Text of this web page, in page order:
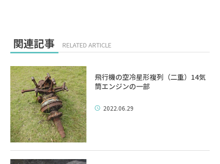
関連記事 RELATED ARTICLE
飛行機の空冷星形複列（二重）14気
筒エンジンの一部
2022.06.29